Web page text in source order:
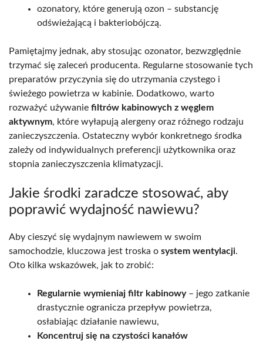
ozonatory, które generują ozon – substancję
odświeżającą i bakteriobójczą.
Pamiętajmy jednak, aby stosując ozonator, bezwzględnie
trzymać się zaleceń producenta. Regularne stosowanie tych
preparatów przyczynia się do utrzymania czystego i
świeżego powietrza w kabinie. Dodatkowo, warto
rozważyć używanie filtrów kabinowych z węglem
aktywnym, które wyłapują alergeny oraz różnego rodzaju
zanieczyszczenia. Ostateczny wybór konkretnego środka
zależy od indywidualnych preferencji użytkownika oraz
stopnia zanieczyszczenia klimatyzacji.
Jakie środki zaradcze stosować, aby
poprawić wydajność nawiewu?
Aby cieszyć się wydajnym nawiewem w swoim
samochodzie, kluczowa jest troska o system wentylacji.
Oto kilka wskazówek, jak to zrobić:
Regularnie wymieniaj filtr kabinowy– jego zatkanie
drastycznie ogranicza przepływ powietrza,
osłabiając działanie nawiewu,
Koncentruj się na czystości kanałów